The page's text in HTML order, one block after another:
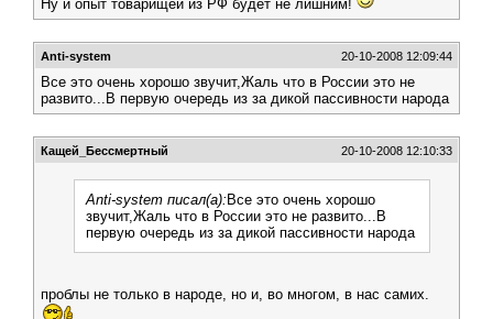
Ну и опыт товарищей из РФ будет не лишним!
Anti-system 20-10-2008 12:09:44
Все это очень хорошо звучит,Жаль что в России это не
развито...В первую очередь из за дикой пассивности народа
Кащей_Бессмертный 20-10-2008 12:10:33
Anti-system писал(а): Все это очень хорошо
звучит,Жаль что в России это не развито...В
первую очередь из за дикой пассивности народа
проблы не только в народе, но и, во многом, в нас самих.